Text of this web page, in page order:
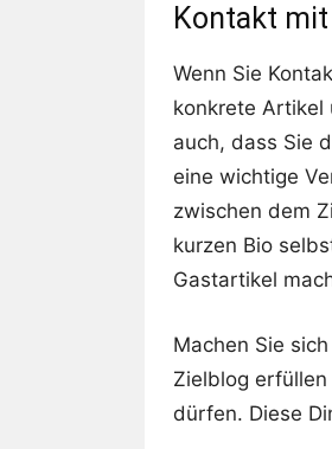
Kontakt
Wenn Sie
konkrete Artikel
auch, dass Sie
eine wichtige
zwischen dem
kurzen Bio
Gastartikel
Machen Sie
Zielblog
dürfen. Diese